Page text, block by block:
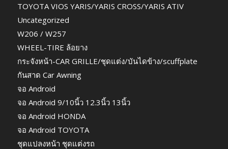
TOYOTA VIOS YARIS/YARIS CROSS/YARIS ATIV
Uncategorized
W206 / W257
WHEEL-TIRE ล้อยาง
กระจังหน้า-CAR GRILLE/ชุดแต่ง/บันไดข้าง/scuffplate
กันสาด Car Awning
จอ Android
จอ Android 9/10นิ้ว 12.3นิ้ว 13นิ้ว
จอ Android HONDA
จอ Android TOYOTA
ชุดแปลงหน้า ชุดแต่งรถ